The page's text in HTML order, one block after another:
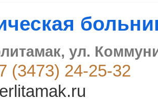
ул.
(3473) 24-25-32